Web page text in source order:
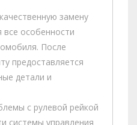
замену
все особенности
После
предоставляется
детали и
с рулевой рейкой
системы управления